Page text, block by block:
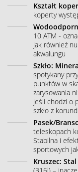
Kształt
koperty
10 ATM -
jak również
akwalungu
Szkło:
spotykany
punktów w
zarysowania
jeśli chodzi o
szkło z
Pasek/
teleskopach
Stabilna i
sportowych
Kruszec: